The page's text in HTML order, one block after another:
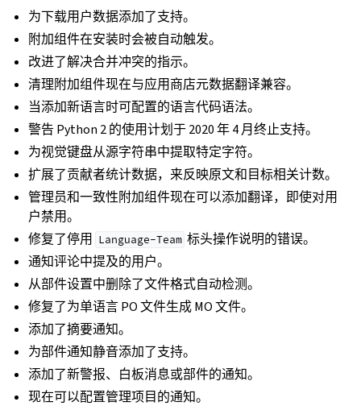
为下载用户数据添加了支持。
附加组件在安装时会被自动触发。
改进了解决合并冲突的指示。
清理附加组件现在与应用商店元数据翻译兼容。
当添加新语言时可配置的语言代码语法。
警告 Python 2 的使用计划于 2020 年 4 月终止支持。
为视觉键盘从源字符串中提取特定字符。
扩展了贡献者统计数据，来反映原文和目标相关计数。
管理员和一致性附加组件现在可以添加翻译，即使对用
户禁用。
修复了停用
Language-Team 标头操作说明的错误。
通知评论中提及的用户。
从部件设置中删除了文件格式自动检测。
修复了为单语言 PO 文件生成 MO 文件。
添加了摘要通知。
为部件通知静音添加了支持。
添加了新警报、白板消息或部件的通知。
现在可以配置管理项目的通知。